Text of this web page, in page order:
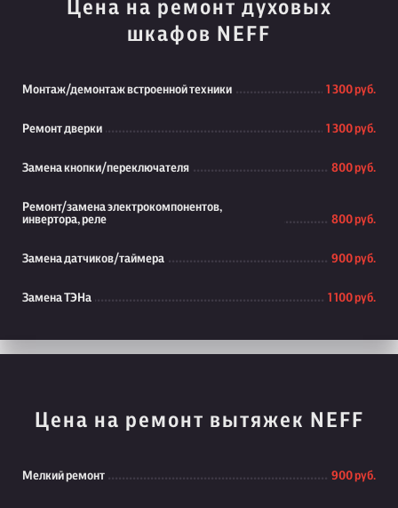
Цена на ремонт духовых
шкафов NEFF
Монтаж/демонтаж встроенной техники 1 300 руб.
Ремонт дверки 1 300 руб.
Замена кнопки/переключателя 800 руб.
Ремонт/замена электрокомпонентов,
инвертора, реле
800 руб.
Замена датчиков/таймера 900 руб.
Замена ТЭНа 1 100 руб.
Цена на ремонт вытяжек NEFF
Мелкий ремонт 900 руб.